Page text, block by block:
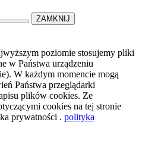
ZAMKNIJ
poziomie stosujemy pliki
w Państwa urządzeniu
W każdym momencie mogą
Państwa przeglądarki
plików cookies. Ze
cookies na tej stronie
prywatności . polityka